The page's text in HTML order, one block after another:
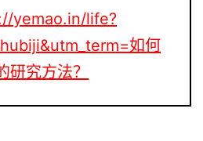
yemao.in/life?
如何
研究方法？